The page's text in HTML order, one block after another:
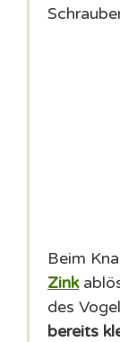
Beim
Zink
des
bereits